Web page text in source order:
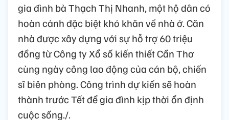
gia đình bà Thạch Thị Nhanh, một hộ dân có
hoàn cảnh đặc biệt khó khăn về nhà ở. Căn
nhà được xây dựng với sự hỗ trợ 60 triệu
đồng từ Công ty Xổ số kiến thiết Cần Thơ
cùng ngày công lao động của cán bộ, chiến
sĩ biên phòng. Công trình dự kiến sẽ hoàn
thành trước Tết để gia đình kịp thời ổn định
cuộc sống./.